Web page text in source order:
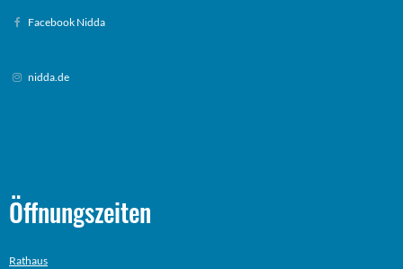
Facebook Nidda
nidda.de
Öffnungszeiten
Rathaus